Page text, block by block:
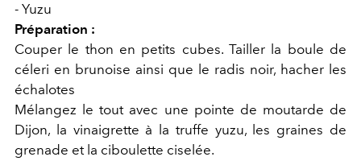
- Yuzu
Préparation :
Couper le thon en petits cubes. Tailler la boule de
céleri en brunoise ainsi que le radis noir, hacher les
échalotes
Mélangez le tout avec une pointe de moutarde de
Dijon, la vinaigrette à la truffe yuzu, les graines de
grenade et la ciboulette ciselée.